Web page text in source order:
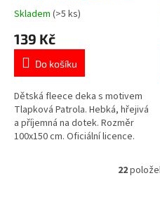
hebká a hřejivá
Průměrné
produktu
5,0
5
hvězdiček.
Skladem (>5 ks)
139 Kč
Do košíku
Dětská fleece deka s motivem
Tlapková Patrola. Hebká, hřejivá
a příjemná na dotek. Rozměr
100x150 cm. Oficiální licence.
22